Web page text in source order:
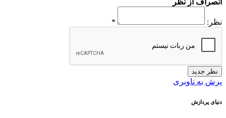
انصراف از نظر
نظر: *
نظر جدید
پرش به ناوبری
دنیای پردازش